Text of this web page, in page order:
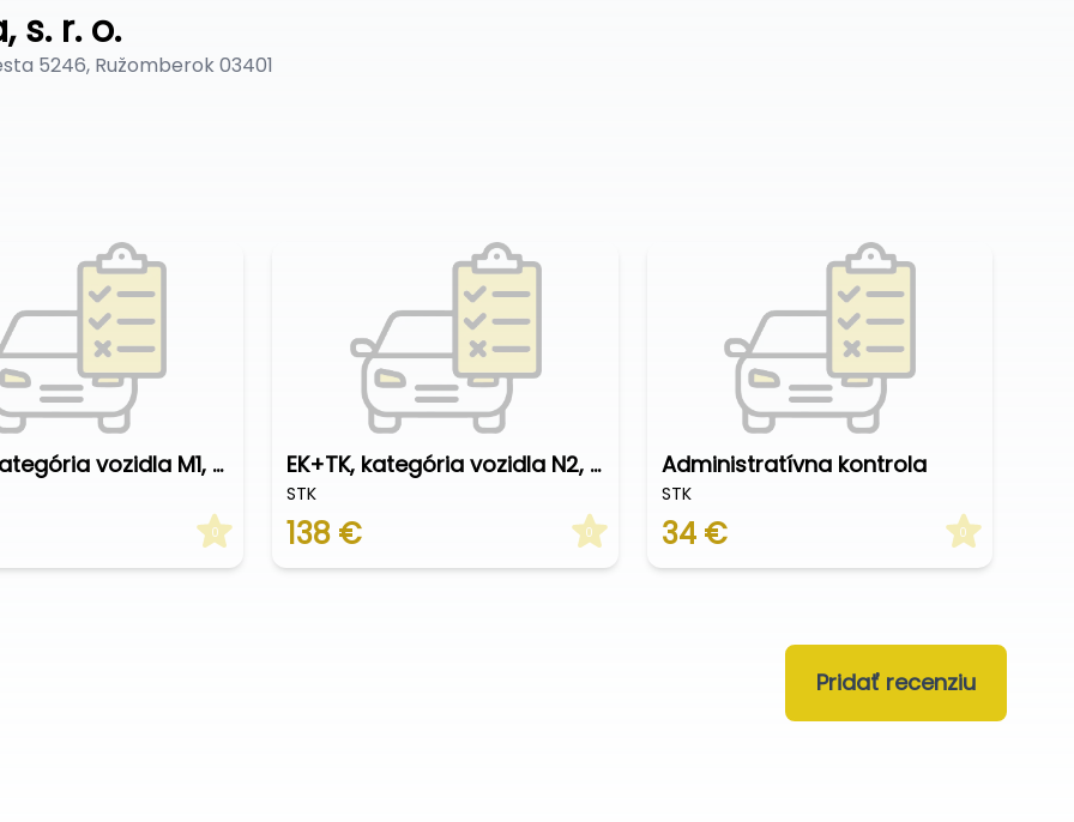
s. r. o.
5246, Ružomberok 03401
EK+TK, kategória vozidla M1, N1
0
EK+TK, kategória vozidla N2, N3, M2, M3
STK
138 € 0
Administratívna kontrola
STK
34 € 0
Pridať recenziu